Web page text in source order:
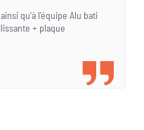
qu'à l'équipe Alu bati
+ plaque